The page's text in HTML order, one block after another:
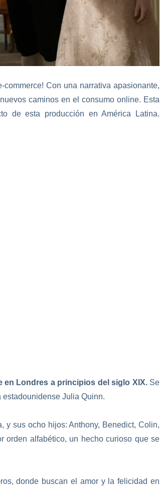
Con una narrativa apasionante,
caminos en el consumo online. Esta
de esta producción en América Latina.
Londres a principios del siglo XIX.Se
Julia Quinn.
y sus ocho hijos: Anthony, Benedict, Colin,
orden alfabético, un hecho curioso que se
donde buscan el amor y la felicidad en